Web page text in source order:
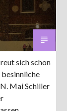
sich schon
besinnliche
Mai Schiller